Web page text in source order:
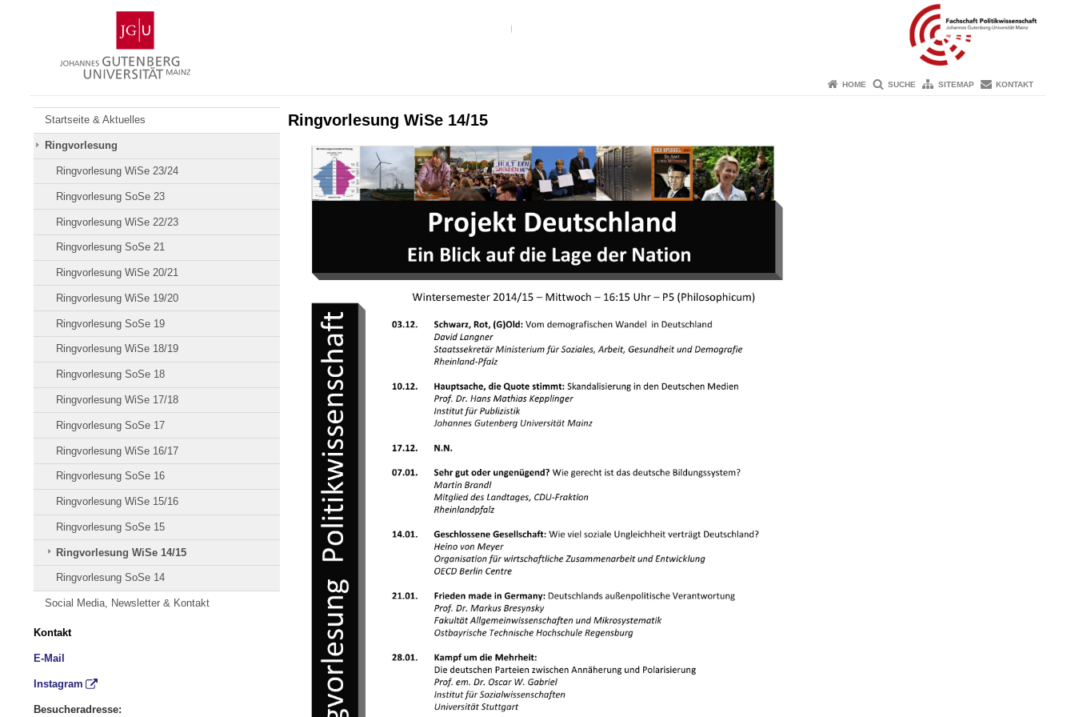
Gutenberg-
Universität
Mainz
HOME SUCHE SITEMAP KONTAKT
Startseite & Aktuelles
Ringvorlesung
Ringvorlesung WiSe 23/24
Ringvorlesung SoSe 23
Ringvorlesung WiSe 22/23
Ringvorlesung SoSe 21
Ringvorlesung WiSe 20/21
Ringvorlesung WiSe 19/20
Ringvorlesung SoSe 19
Ringvorlesung WiSe 18/19
Ringvorlesung SoSe 18
Ringvorlesung WiSe 17/18
Ringvorlesung SoSe 17
Ringvorlesung WiSe 16/17
Ringvorlesung SoSe 16
Ringvorlesung WiSe 15/16
Ringvorlesung SoSe 15
Ringvorlesung WiSe 14/15
Ringvorlesung SoSe 14
Social Media, Newsletter & Kontakt
Kontakt
E-Mail
Instagram
Besucheradresse:
Ringvorlesung WiSe 14/15